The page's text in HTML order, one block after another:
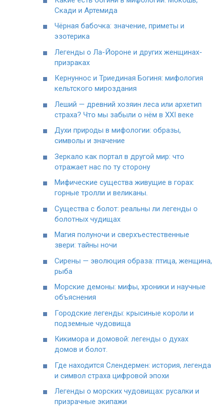
Скади и Артемида
Чёрная бабочка: значение, приметы и
эзотерика
Легенды о Ла-Йороне и других женщинах-
призраках
Кернуннос и Триединая Богиня: мифология
кельтского мироздания
Леший — древний хозяин леса или архетип
страха? Что мы забыли о нём в XXI веке
Духи природы в мифологии: образы,
символы и значение
Зеркало как портал в другой мир: что
отражает нас по ту сторону
Мифические существа живущие в горах:
горные тролли и великаны.
Существа с болот: реальны ли легенды о
болотных чудищах
Магия полуночи и сверхъестественные
звери: тайны ночи
Сирены — эволюция образа: птица, женщина,
рыба
Морские демоны: мифы, хроники и научные
объяснения
Городские легенды: крысиные короли и
подземные чудовища
Кикимора и домовой: легенды о духах
домов и болот.
Где находится Слендермен: история, легенда
и символ страха цифровой эпохи
Легенды о морских чудовищах: русалки и
призрачные экипажи